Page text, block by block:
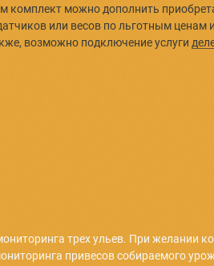
1 х Блок питания 12В
1 х Удлинитель питания 2 м